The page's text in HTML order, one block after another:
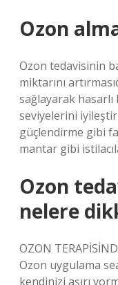
Ozon
Ozon tedavisinin
miktarını
sağlayarak
seviyelerini
güçlendirme gibi
mantar gibi
Ozon
nelere
OZON
Ozon uygulama
kendinizi aşırı